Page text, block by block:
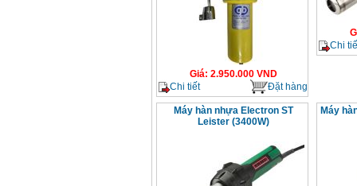
Giá: 2.950.000VND
Chi tiết
Đặt hàng
Chi
Máy hàn nhựa Electron ST
Leister (3400W)
Máy